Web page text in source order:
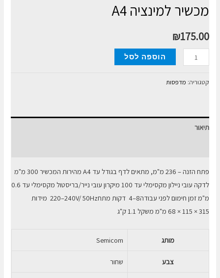
מכשיר למינציה A4
₪175.00
כמות
של
מכשיר
הוספה לסל
קטגוריה: מדפסות
תיאור
פתח הזנה – 236 מ"מ, מתאים לדף בגודל עד A4 מהירות המכשיר 300 מ"מ
לדקה עובי ניילון מקסימלי עד 100 מיקרון עובי נייר/בריסטול מקסימלי עד 0.6
מ"מ זמן חימום לפני עבודה‎ 4–8 דקות מתח‎ 220–240V/ 50Hz מידות
315 × 115 × 68 מ"מ משקל 1.1 ק"ג
מותג Semicom
צבע שחור